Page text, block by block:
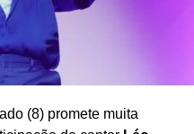
feira)
– Av. Tancredo
(8) promete muita